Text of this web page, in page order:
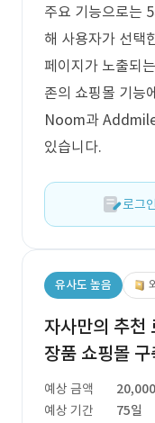
주요 기능으로는
해 사용자가 선택
페이지가 노출되
존의 쇼핑몰 기능
Noom과
있습니다.
로그
유사도 높음
자사만의 추천
장품 쇼핑몰 구
예상 금액
예상 기간
75일